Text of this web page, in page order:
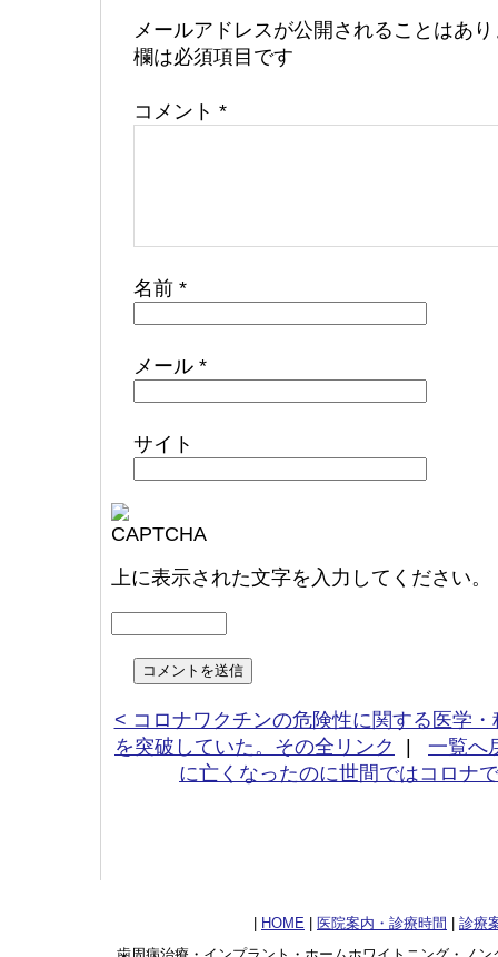
メールアドレスが公開されることはあ
欄は必須項目です
コメント *
名前 *
メール *
サイト
上に表示された文字を入力してください。
< コロナワクチンの危険性に関する医学
を突破していた。その全リンク
| 一覧へ
に亡くなったのに世間ではコロナ
HOME 医院案内・診療時間
診療